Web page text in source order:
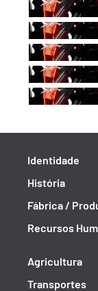
Identidade
História
Fábrica /
Recursos
Agricultura
Transportes